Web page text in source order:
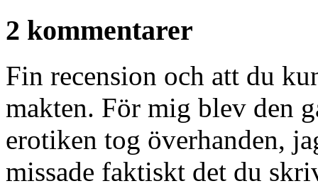
2 kommentarer
Fin recension och att du
makten. För mig blev den
erotiken tog överhanden,
missade faktiskt det du